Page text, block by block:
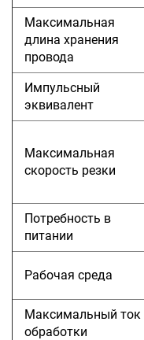
Максимальная
длина хранения
провода
Импульсный
эквивалент
Максимальная
скорость резки
Потребность в
питании
Рабочая среда
Максимальный ток
обработки